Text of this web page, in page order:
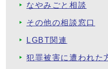
なやみごと相談
その他の相談窓口
LGBT関連
犯罪被害に遭われた